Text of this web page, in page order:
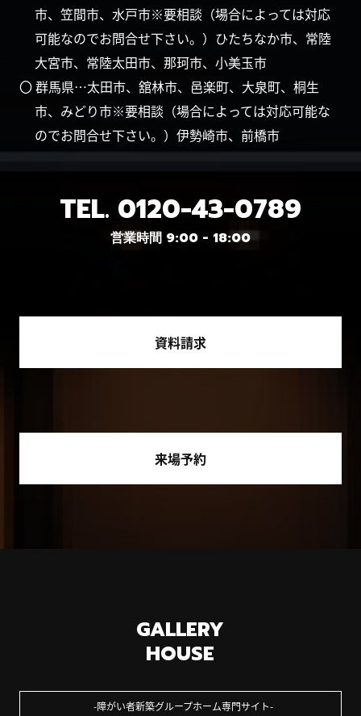
市、笠間市、水戸市※要相談（場合によっては対応
可能なのでお問合せ下さい。）ひたちなか市、常陸
大宮市、常陸太田市、那珂市、小美玉市
〇 群馬県…太田市、舘林市、邑楽町、大泉町、桐生
市、みどり市※要相談（場合によっては対応可能な
のでお問合せ下さい。）伊勢崎市、前橋市
TEL. 0120-43-0789
営業時間 9:00 - 18:00
資料請求
来場予約
GALLERY
HOUSE
障がい者新築グループホーム専門サイト